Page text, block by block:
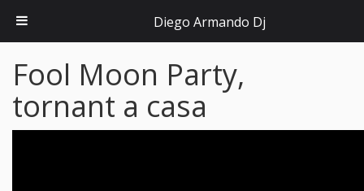
Fool Moon Party,
tornant a casa
Diego Armando Dj